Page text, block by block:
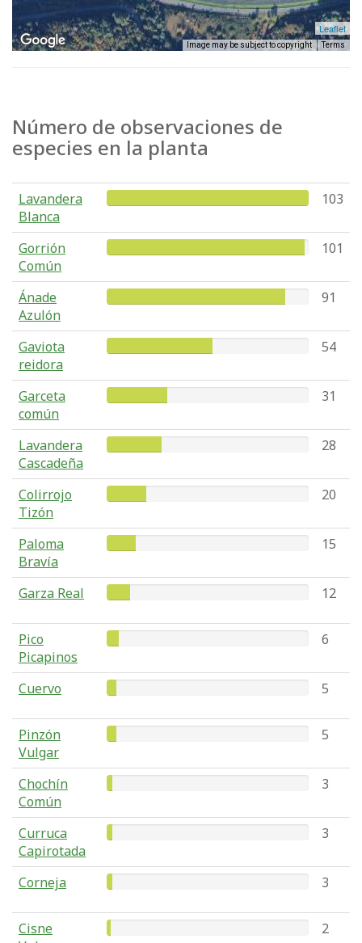
Leaflet
Image may be subject to copyright Terms
Número de observaciones de
especies en la planta
Lavandera
Blanca
103
Gorrión
Común
101
Ánade
Azulón
91
Gaviota
reidora
54
Garceta
común
31
Lavandera
Cascadeña
28
Colirrojo
Tizón
20
Paloma
Bravía
15
Garza Real 12
Pico
Picapinos
6
Cuervo 5
Pinzón
Vulgar
5
Chochín
Común
3
Curruca
Capirotada
3
Corneja 3
Cisne
2